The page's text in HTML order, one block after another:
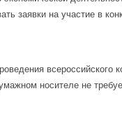
заявки на участие в
всероссийского
носителе не